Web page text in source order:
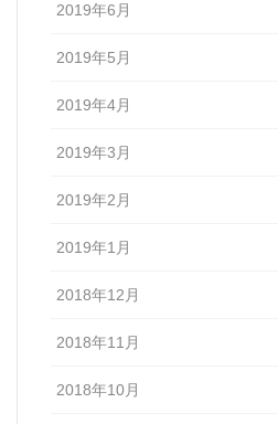
2019年6月
2019年5月
2019年4月
2019年3月
2019年2月
2019年1月
2018年12月
2018年11月
2018年10月